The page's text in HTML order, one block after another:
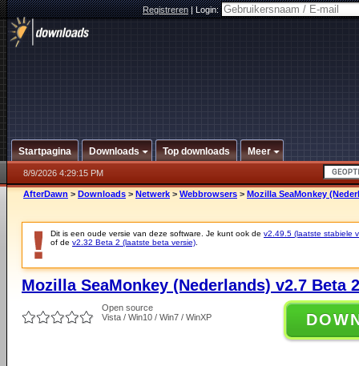
Registreren|Login:
Startpagina Downloads Top downloads Meer
8/9/2026 4:29:15 PM
AfterDawn > Downloads > Netwerk > Webbrowsers > Mozilla SeaMonkey
Dit is een oude versie van deze software. Je kunt ook de v2.49.5 (laatste stabiele
of de v2.32 Beta 2 (laatste beta versie)
Mozilla SeaMonkey (Nederlands) v2.7 Beta 2
Open source
Vista / Win10 / Win7 / WinXP